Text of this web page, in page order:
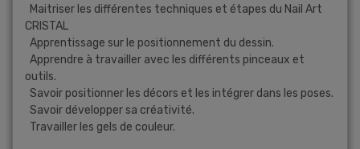
Maitriser les différentes techniques et étapes du Nail Art
CRISTAL
Apprentissage sur le positionnement du dessin.
Apprendre à travailler avec les différents pinceaux et
outils.
Savoir positionner les décors et les intégrer dans les poses.
Savoir développer sa créativité.
Travailler les gels de couleur.